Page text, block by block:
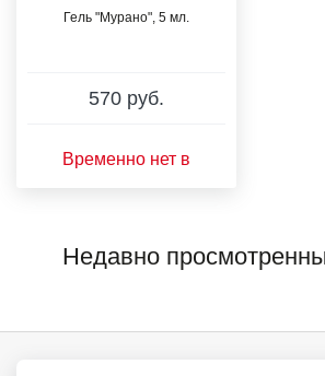
Гель "Мурано", 5 мл.
570 руб.
Временно нет в
Недавно